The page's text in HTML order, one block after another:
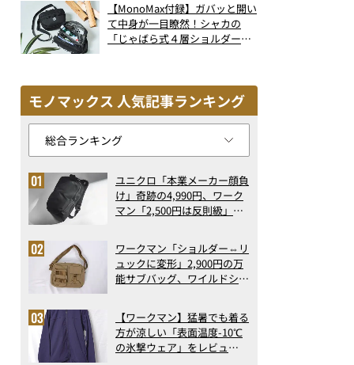
【MonoMax付録】ガバッと開い
て中身が一目瞭然！シャカの
「じゃばら式４層ショルダーバ
モノマックス 人気記事ランキング
ユニクロ「本業メーカー顔負
け」奇跡の4,990円、ワーク
マン「2,500円は反則級」凄
ト3】（2026年6月版）
ワークマン「ショルダー⇔リ
ュックに変形」2,900円の万
能サブバッグ、ワイルドシン
記事ランキングベスト3】
（2026年6月版）
【ワークマン】猛暑でも着る
方が涼しい「表面温度-10℃
の氷撃ウェア」をレビュ